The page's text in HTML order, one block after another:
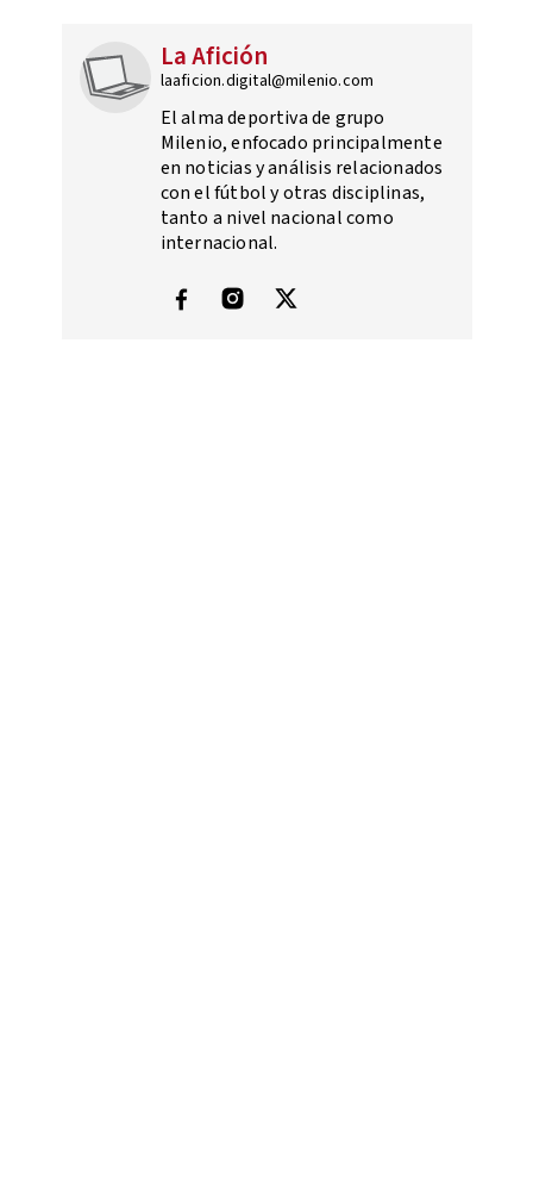
La Afición
laaficion.digital@milenio.com
El alma deportiva de grupo
Milenio, enfocado principalmente
en noticias y análisis relacionados
con el fútbol y otras disciplinas,
tanto a nivel nacional como
internacional.